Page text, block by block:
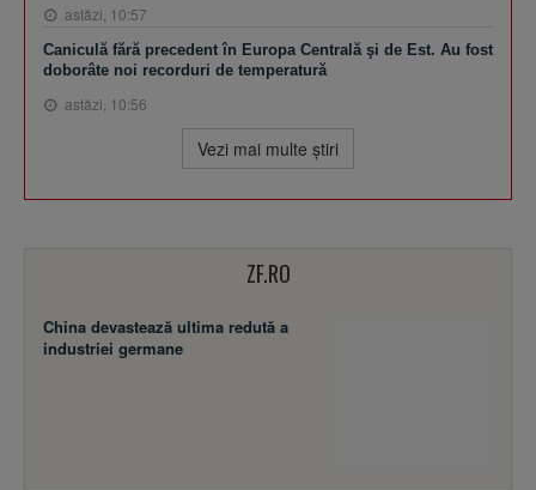
astăzi, 10:57
Caniculă fără precedent în Europa Centrală şi de Est. Au fost
doborâte noi recorduri de temperatură
astăzi, 10:56
Vezi mai multe ştiri
ZF.RO
China devastează ultima redută a
industriei germane